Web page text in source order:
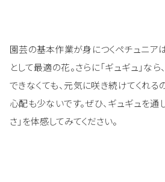
園芸の基本作業が身につくペチュニア
として最適の花。さらに「ギュギュ」な
できなくても、元気に咲き続けてくれる
心配も少ないです。ぜひ、ギュギュを通
さ」を体感してみてください。